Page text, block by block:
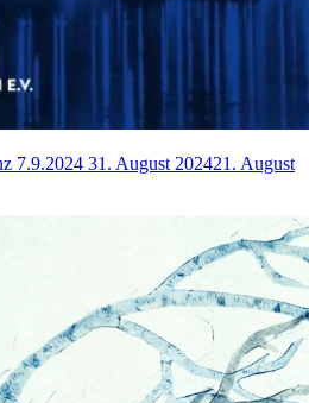
7.9.2024 31. August 202421. August